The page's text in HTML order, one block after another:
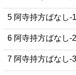
5 阿寺持方ばなし
6 阿寺持方ばなし
7 阿寺持方ばなし